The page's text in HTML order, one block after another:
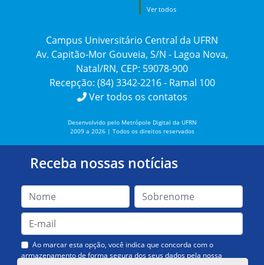
Ver todos
Campus Universitário Central da UFRN
Av. Capitão-Mor Gouveia, S/N - Lagoa Nova,
Natal/RN, CEP: 59078-900
Recepção: (84) 3342-2216 - Ramal 100
Ver todos os contatos
Desenvolvido pelo Metrópole Digital da UFRN
2009 a 2026 | Todos os direitos reservados
Receba nossas notícias
Ao marcar esta opção, você indica que concorda com o
armazenamento de forma segura dos seus dados pela nossa